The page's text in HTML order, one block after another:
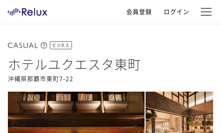
会員登録 ログイン
ビジネス
ホテルユクエスタ東町
沖縄県那覇市東町7-22